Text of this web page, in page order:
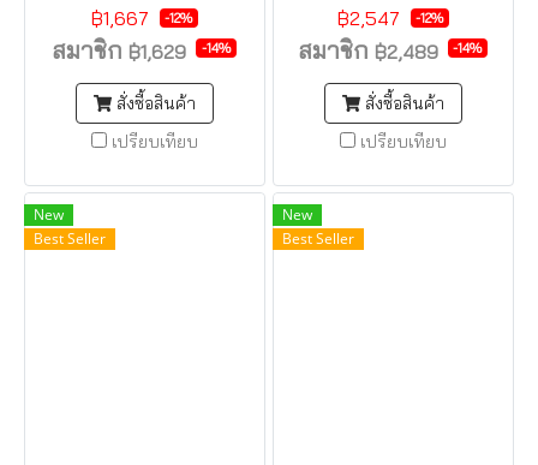
฿1,667 -12%
สมาชิก ฿1,629 -14%
สั่งซื้อสินค้า
เปรียบเทียบ
฿2,547 -12%
สมาชิก ฿2,489 -14%
สั่งซื้อสินค้า
เปรียบเทียบ
New
Best Seller
New
Best Seller